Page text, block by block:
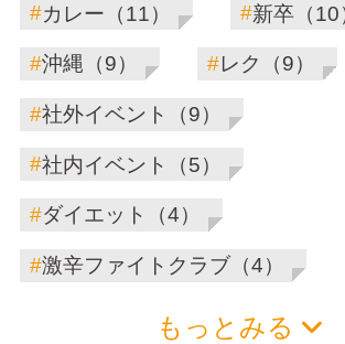
#カレー（11） #新卒（10
#沖縄（9） #レク（9）
#社外イベント（9）
#社内イベント（5）
#ダイエット（4）
#激辛ファイトクラブ（4）
もっとみる